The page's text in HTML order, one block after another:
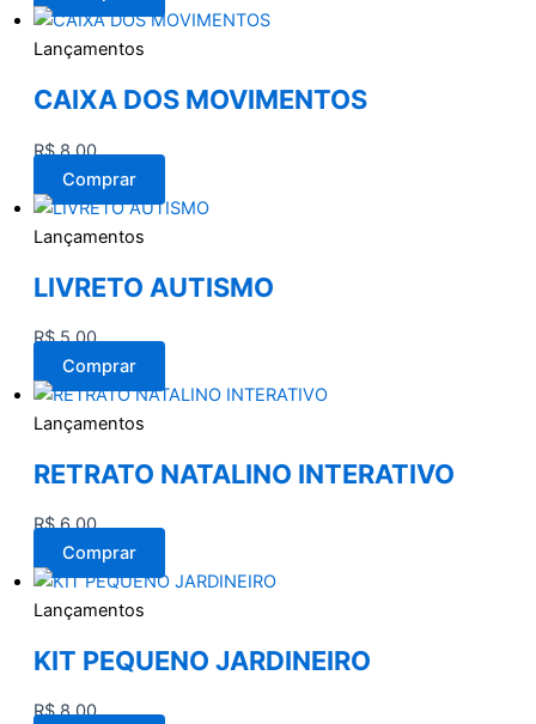
Lançamentos
CAIXA DOS MOVIMENTOS
R$8,00
Comprar
Lançamentos
LIVRETO AUTISMO
R$5,00
Comprar
Lançamentos
RETRATO NATALINO INTERATIVO
R$6,00
Comprar
Lançamentos
KIT PEQUENO JARDINEIRO
R$8,00